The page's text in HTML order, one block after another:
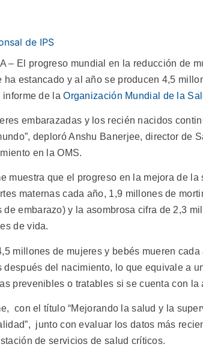
de IPS
– El progreso mundial en la reducción de
ha estancado y al año se producen 4,5
informe de laOrganización Mundial de la
embarazadas y los recién nacidos
deploró Anshu Banerjee, director de
en la OMS.
muestra que el progreso en la mejora de
maternas cada año, 1,9 millones de
de embarazo) y la asombrosa cifra de 2,3
de vida.
millones de mujeres y bebés mueren
después del nacimiento, lo que equivale a
prevenibles o tratables si se cuenta con la
con el título “Mejorando la salud y la
junto con evaluar los datos más
de servicios de salud críticos.